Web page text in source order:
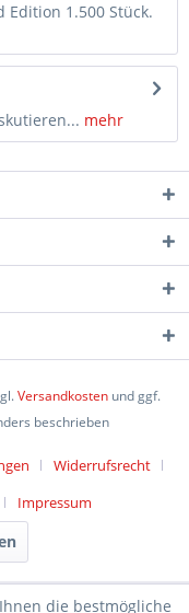
Edition 1.500 Stück.
mehr
Versandkosten und ggf.
beschrieben
Widerrufsrecht
Impressum
die bestmögliche